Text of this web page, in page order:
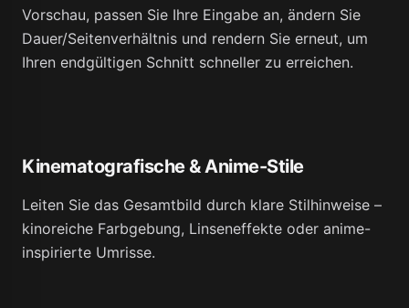
Vorschau, passen Sie Ihre Eingabe an, ändern Sie
Dauer/Seitenverhältnis und rendern Sie erneut, um
Ihren endgültigen Schnitt schneller zu erreichen.
Kinematografische & Anime-Stile
Leiten Sie das Gesamtbild durch klare Stilhinweise –
kinoreiche Farbgebung, Linseneffekte oder anime-
inspirierte Umrisse.